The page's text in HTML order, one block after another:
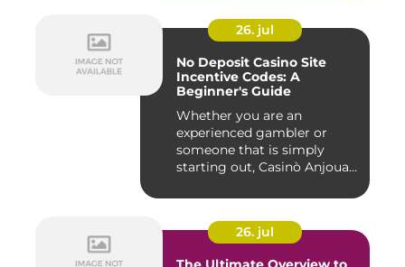
26. jul
No Deposit Casino Site
Incentive Codes: A
Beginner's Guide
Whether you are an
experienced gambler or
someone that is simply
starting out, Casinò Anjouan
26. jul